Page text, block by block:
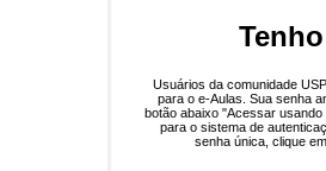
Usuários da comunidade
para o e-Aulas. Sua senha
botão abaixo "Acessar
para o sistema de
senha única, clique